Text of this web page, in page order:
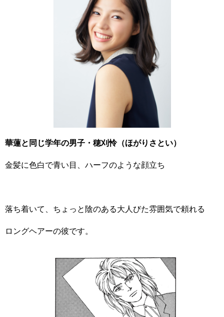
華蓮と同じ学年の男子・穂刈怜（ほがりさとい）
金髪に色白で青い目、ハーフのような顔立ち
落ち着いて、ちょっと陰のある大人びた雰囲気で頼れる
ロングヘアーの彼です。